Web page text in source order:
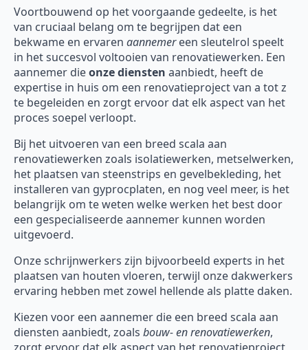
Voortbouwend op het voorgaande gedeelte, is het
van cruciaal belang om te begrijpen dat een
bekwame en ervaren aannemereen sleutelrol speelt
in het succesvol voltooien van renovatiewerken. Een
aannemer dieonze diensten aanbiedt, heeft de
expertise in huis om een renovatieproject van a tot z
te begeleiden en zorgt ervoor dat elk aspect van het
proces soepel verloopt.
Bij het uitvoeren van een breed scala aan
renovatiewerken zoals isolatiewerken, metselwerken,
het plaatsen van steenstrips en gevelbekleding, het
installeren van gyprocplaten, en nog veel meer, is het
belangrijk om te weten welke werken het best door
een gespecialiseerde aannemer kunnen worden
uitgevoerd.
Onze schrijnwerkers zijn bijvoorbeeld experts in het
plaatsen van houten vloeren, terwijl onze dakwerkers
ervaring hebben met zowel hellende als platte daken.
Kiezen voor een aannemer die een breed scala aan
diensten aanbiedt, zoals bouw- en renovatiewerken,